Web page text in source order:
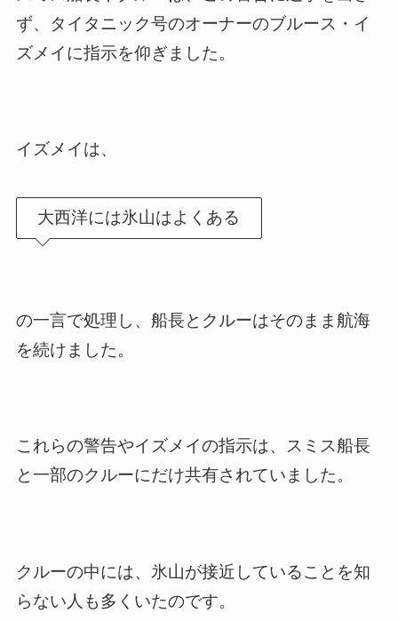
ず、タイタニック号のオーナーのブルース・イ
ズメイに指示を仰ぎました。
イズメイは、
大西洋には氷山はよくある
の一言で処理し、船長とクルーはそのまま航海
を続けました。
これらの警告やイズメイの指示は、スミス船長
と一部のクルーにだけ共有されていました。
クルーの中には、氷山が接近していることを知
らない人も多くいたのです。